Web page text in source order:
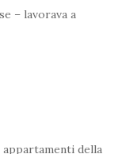
– lavorava a
appartamenti della